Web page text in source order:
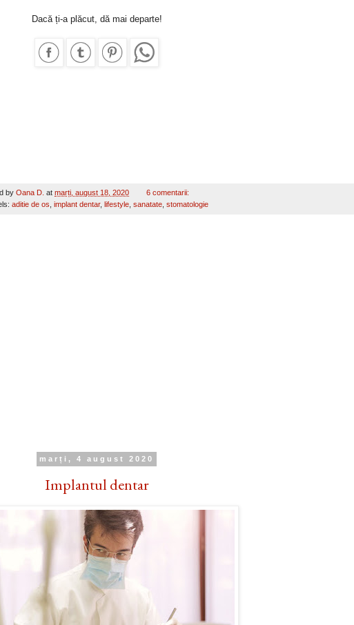
Dacă ți-a plăcut, dă mai departe!
by Oana D. at marți, august 18, 2020
6 comentarii:
aditie de os implant dentar, lifestyle, sanatate, stomatologie
marți, 4 august 2020
Implantul dentar